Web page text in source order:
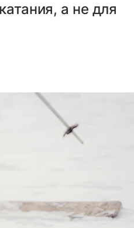
а не для